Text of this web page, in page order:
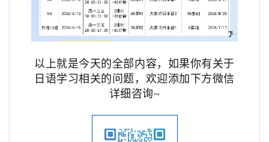
以上就是今天的全部内容，如果你有关于
日语学习相关的问题，欢迎添加下方微信
详细咨询~